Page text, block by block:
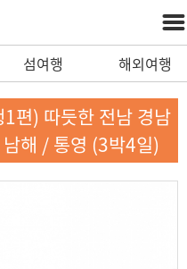
섬여행 해외여행
편) 따듯한 전남 경남
해 / 통영 (3박4일)